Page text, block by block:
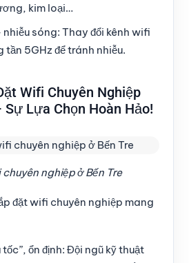
kim loại…
nhiễu sóng: Thay đổi kênh wifi
tần 5GHz để tránh nhiễu.
Wifi Chuyên Nghiệp
Sự Lựa Chọn Hoàn Hảo!
nghiệp ở Bến Tre
đặt wifi chuyên nghiệp mang
ổn định: Đội ngũ kỹ thuật